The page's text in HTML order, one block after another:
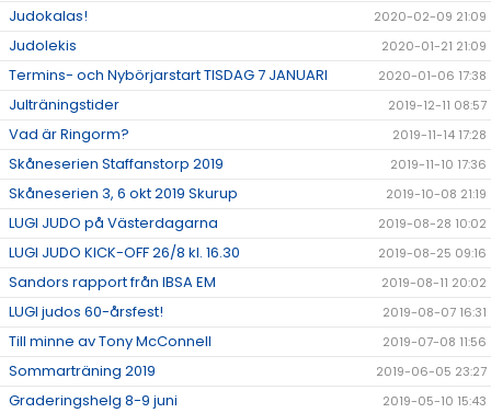
Judokalas! 2020-02-09 21:09
Judolekis 2020-01-21 21:09
Termins- och Nybörjarstart TISDAG 7 JANUARI 2020-01-06 17:38
Julträningstider 2019-12-11 08:57
Vad är Ringorm? 2019-11-14 17:28
Skåneserien Staffanstorp 2019 2019-11-10 17:36
Skåneserien 3, 6 okt 2019 Skurup 2019-10-08 21:19
LUGI JUDO på Västerdagarna 2019-08-28 10:02
LUGI JUDO KICK-OFF 26/8 kl. 16.30 2019-08-25 09:16
Sandors rapport från IBSA EM 2019-08-11 20:02
LUGI judos 60-årsfest! 2019-08-07 16:31
Till minne av Tony McConnell 2019-07-08 11:56
Sommarträning 2019 2019-06-05 23:27
Graderingshelg 8-9 juni 2019-05-10 15:43